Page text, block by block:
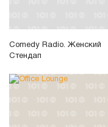
Comedy Radio. Женский
Стендап